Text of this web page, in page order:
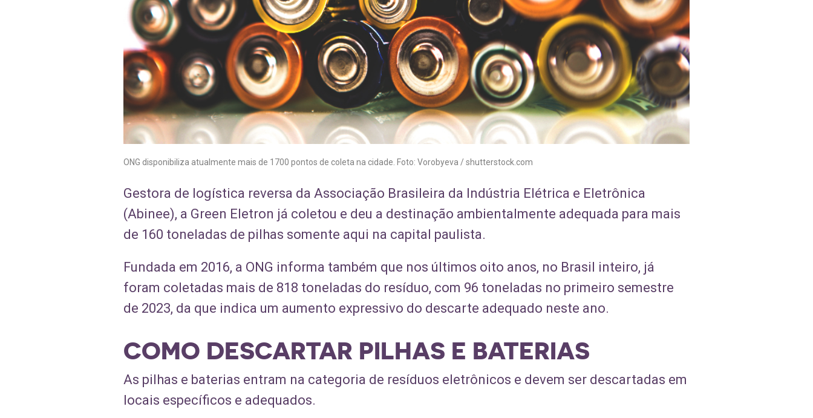
ONG disponibiliza atualmente mais de 1700 pontos de coleta na cidade. Foto: Vorobyeva / shutterstock.com
Gestora de logística reversa da Associação Brasileira da Indústria Elétrica e Eletrônica
(Abinee), a Green Eletron já coletou e deu a destinação ambientalmente adequada para mais
de 160 toneladas de pilhas somente aqui na capital paulista.
Fundada em 2016, a ONG informa também que nos últimos oito anos, no Brasil inteiro, já
foram coletadas mais de 818 toneladas do resíduo, com 96 toneladas no primeiro semestre
de 2023, da que indica um aumento expressivo do descarte adequado neste ano.
COMO DESCARTAR PILHAS E BATERIAS
As pilhas e baterias entram na categoria de resíduos eletrônicos e devem ser descartadas em
locais específicos e adequados.